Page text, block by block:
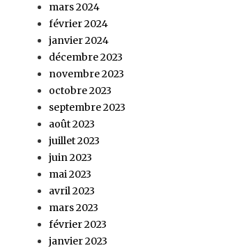
mars 2024
février 2024
janvier 2024
décembre 2023
novembre 2023
octobre 2023
septembre 2023
août 2023
juillet 2023
juin 2023
mai 2023
avril 2023
mars 2023
février 2023
janvier 2023